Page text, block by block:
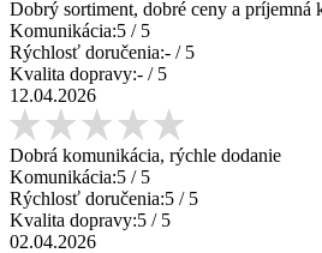
Dobrý sortiment, dobré ceny a príjemná
Komunikácia:5 / 5
Rýchlosť doručenia:- / 5
Kvalita dopravy:- / 5
12.04.2026
Dobrá komunikácia, rýchle dodanie
Komunikácia:5 / 5
Rýchlosť doručenia:5 / 5
Kvalita dopravy:5 / 5
02.04.2026